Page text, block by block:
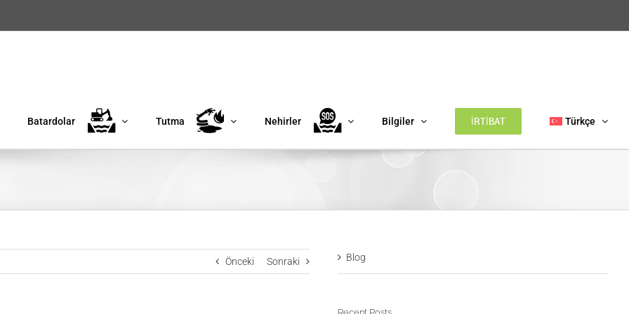
Batardolar Tutma Nehirler Bilgiler İRTİBAT Türkçe
Önceki Sonraki Blog